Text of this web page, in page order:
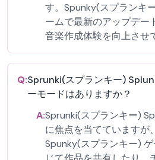
す。Spunky(スプランキ
ームで最新のアップデー
音楽作成体験を向上させ
Q:Sprunki(スプランキー)
ーモードはありますか？
A:Sprunki(スプランキー)
に焦点を当てていますが
Spunky(スプランキー)